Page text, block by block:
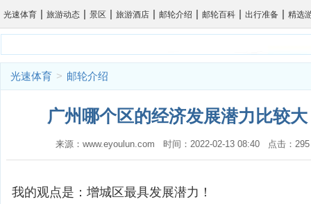
光速体育 | 旅游动态 | 景区 | 旅游酒店 | 邮轮介绍 | 邮轮百科 | 出行准备 | 精选
光速体育 > 邮轮介绍
广州哪个区的经济发展潜力比较
来源：www.eyoulun.com 时间：2022-02-13 08:40 点击：
我的观点是：增城区最具发展潜力！